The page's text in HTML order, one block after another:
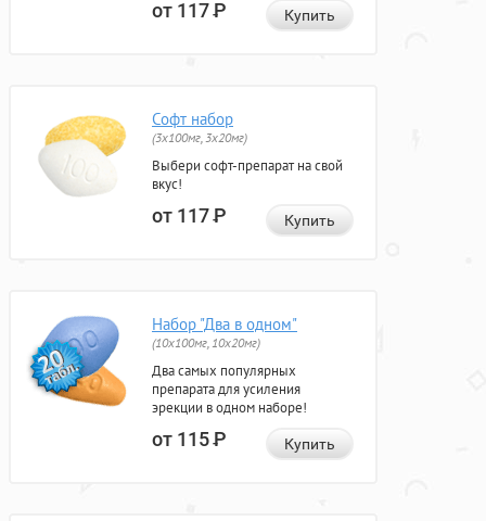
от 117Р Купить
Софт набор
(3x100мг, 3x20мг)
Выбери софт-препарат на свой
вкус!
от 117Р Купить
Набор "Два в одном"
(10x100мг, 10x20мг)
Два самых популярных
препарата для усиления
эрекции в одном наборе!
от 115Р Купить